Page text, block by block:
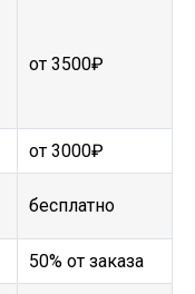
от 3500₽
от 3000₽
бесплатно
50% от заказа